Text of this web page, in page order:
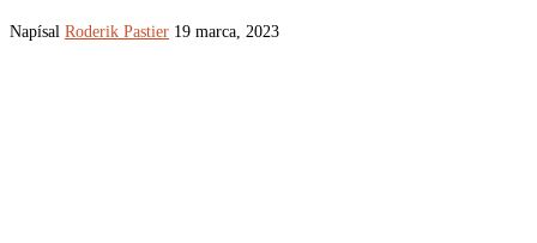
Napísal Roderik Pastier 19 marca, 2023